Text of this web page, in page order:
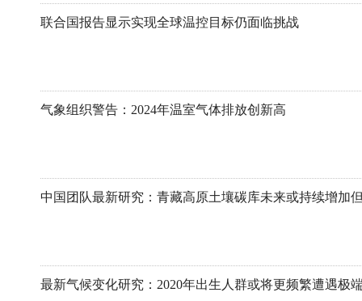
联合国报告显示实现全球温控目标仍面临挑战
气象组织警告：2024年温室气体排放创新高
中国团队最新研究：青藏高原土壤碳库未来或持续增加
最新气候变化研究：2020年出生人群或将更频繁遭遇极